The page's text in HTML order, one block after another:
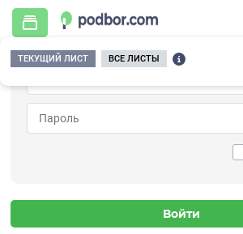
ТЕКУЩИЙ ЛИСТ ВСЕ ЛИСТЫ
Главная / Охранно-пожарная сигнализация /
Дополнительные устройства /
Дополнительное устройство